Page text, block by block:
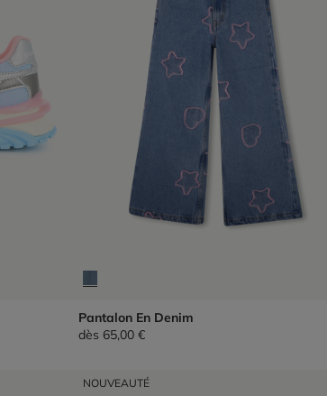
Pantalon En Denim
dès 65,00 €
NOUVEAUTÉ